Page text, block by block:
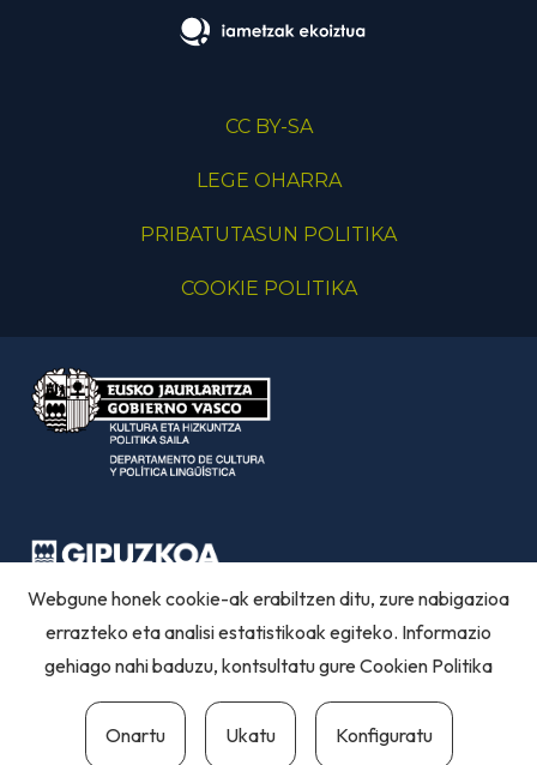
CC BY-SA
LEGE OHARRA
PRIBATUTASUN POLITIKA
COOKIE POLITIKA
Webgune honek cookie-ak erabiltzen ditu, zure nabigazioa
errazteko eta analisi estatistikoak egiteko. Informazio
gehiago nahi baduzu, kontsultatu gureCookien Politika
Onartu Ukatu Konfiguratu